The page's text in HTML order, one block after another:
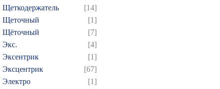
Щеткодержатель
[14]
Щеточный
[1]
Щёточный
[7]
Экс.
[4]
Эксентрик
[1]
Эксцентрик
[67]
Электро
[1]